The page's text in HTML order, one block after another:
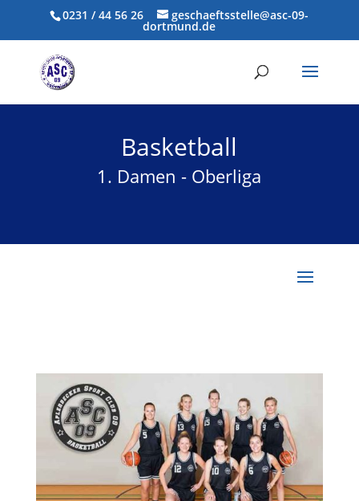
0231 / 44 56 26 geschaeftsstelle@asc-09-
dortmund.de
Basketball
1. Damen - Oberliga